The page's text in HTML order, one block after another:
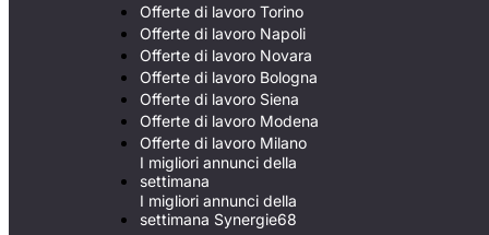
Offerte di lavoro Torino
Offerte di lavoro Napoli
Offerte di lavoro Novara
Offerte di lavoro Bologna
Offerte di lavoro Siena
Offerte di lavoro Modena
Offerte di lavoro Milano
I migliori annunci della
settimana
I migliori annunci della
settimana Synergie68